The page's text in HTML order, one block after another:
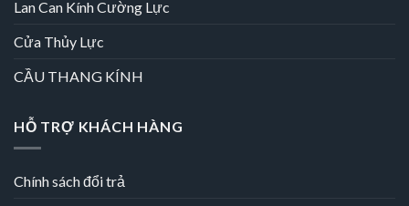
Lan Can Kính Cường Lực
Cửa Thủy Lực
CẦU THANG KÍNH
HỖ TRỢ KHÁCH HÀNG
Chính sách đổi trả